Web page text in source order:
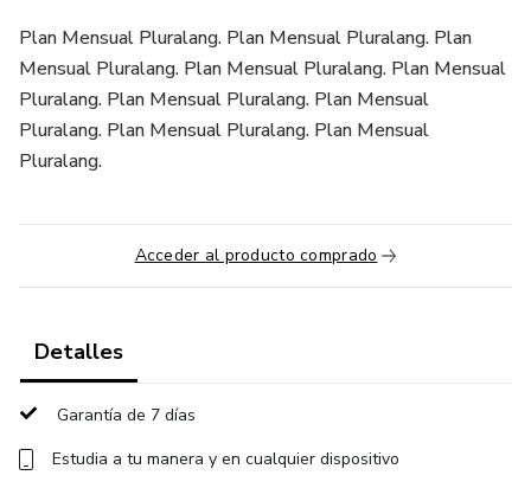
Plan Mensual Pluralang. Plan Mensual Pluralang. Plan
Mensual Pluralang. Plan Mensual Pluralang. Plan Mensual
Pluralang. Plan Mensual Pluralang. Plan Mensual
Pluralang. Plan Mensual Pluralang. Plan Mensual
Pluralang.
Acceder al producto comprado
Detalles
Garantía de 7 días
Estudia a tu manera y en cualquier dispositivo